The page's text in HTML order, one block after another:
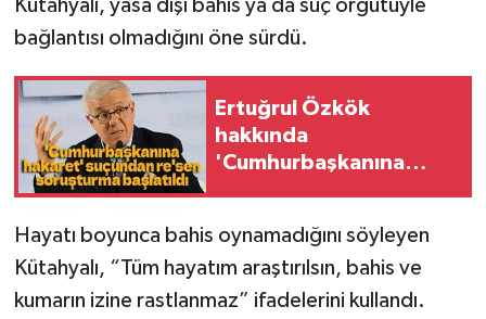
Kütahyalı, yasa dışı bahis ya da suç örgütüyle
bağlantısı olmadığını öne sürdü.
Ertuğrul Özkök
hakkında
'Cumhurbaşkanına
Hayatı boyunca bahis oynamadığını söyleyen
Kütahyalı, “Tüm hayatım araştırılsın, bahis ve
kumarın izine rastlanmaz” ifadelerini kullandı.